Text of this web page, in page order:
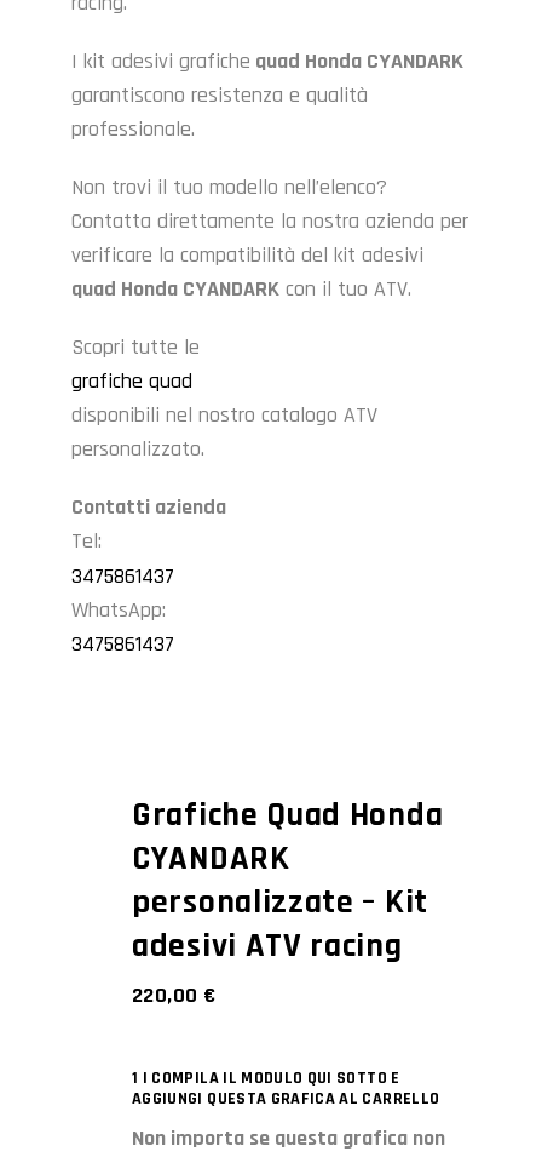
I kit adesivi grafiche quad Honda CYANDARK
garantiscono resistenza e qualità
professionale.
Non trovi il tuo modello nell’elenco?
Contatta direttamente la nostra azienda per
verificare la compatibilità del kit adesivi
quad Honda CYANDARK con il tuo ATV.
Scopri tutte le
grafiche quad
disponibili nel nostro catalogo ATV
personalizzato.
Contatti azienda
Tel:
3475861437
WhatsApp:
3475861437
Grafiche Quad Honda
CYANDARK
personalizzate – Kit
adesivi ATV racing
220,00 €
1 | COMPILA IL MODULO QUI SOTTO E
AGGIUNGI QUESTA GRAFICA AL CARRELLO
Non importa se questa grafica non